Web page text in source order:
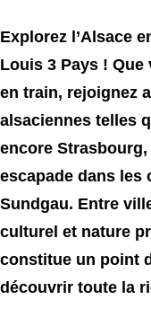
Explorez l’Alsace
Louis 3 Pays !
en train, rejoignez
alsaciennes telles
encore
escapade dans les
Sundgau. Entre
culturel et nature
constitue un point
découvrir toute la